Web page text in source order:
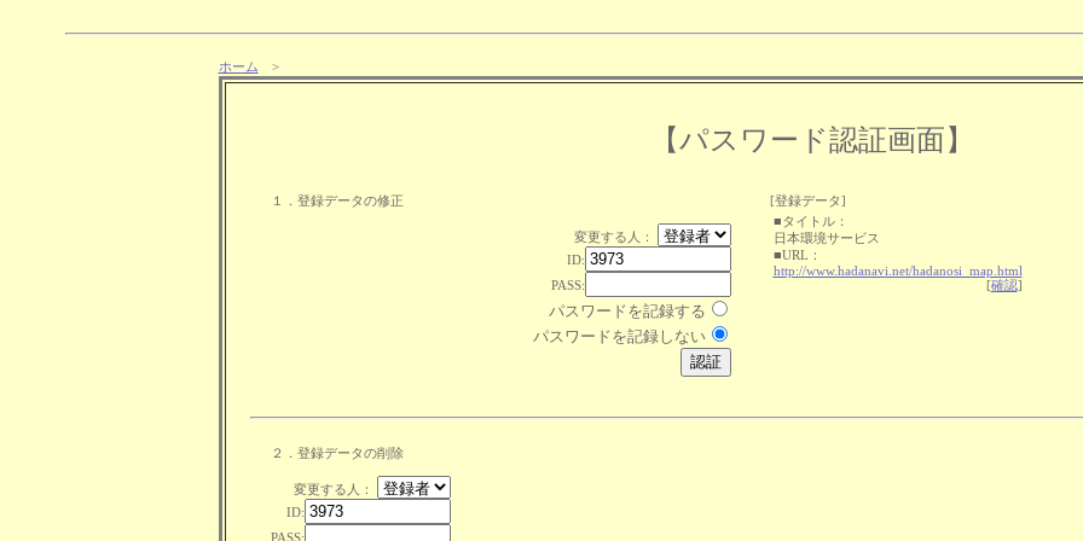
ホーム >
【パスワード認証画面】
１．登録データの修正
変更する人：
ID:
PASS:
パスワードを記録する
パスワードを記録しない
[登録データ]
■タイトル：
日本環境サービス
■URL：
http://www.hadanavi.net/hadanosi_map.html
[確認]
２．登録データの削除
変更する人：
ID: